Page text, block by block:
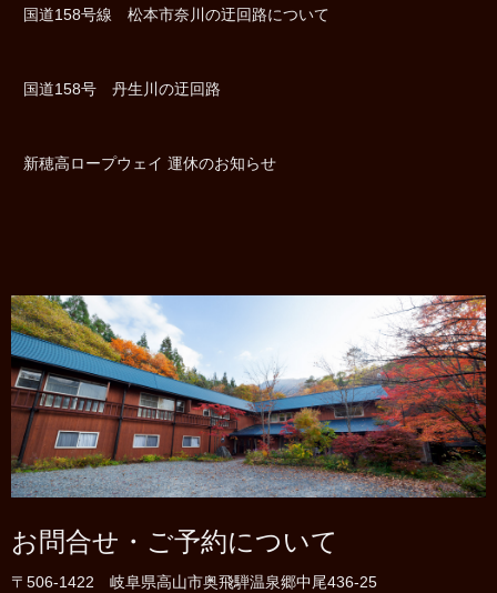
国道158号線 松本市奈川の迂回路について
国道158号 丹生川の迂回路
新穂高ロープウェイ 運休のお知らせ
お問合せ・ご予約について
〒506-1422 岐阜県高山市奥飛騨温泉郷中尾436-25